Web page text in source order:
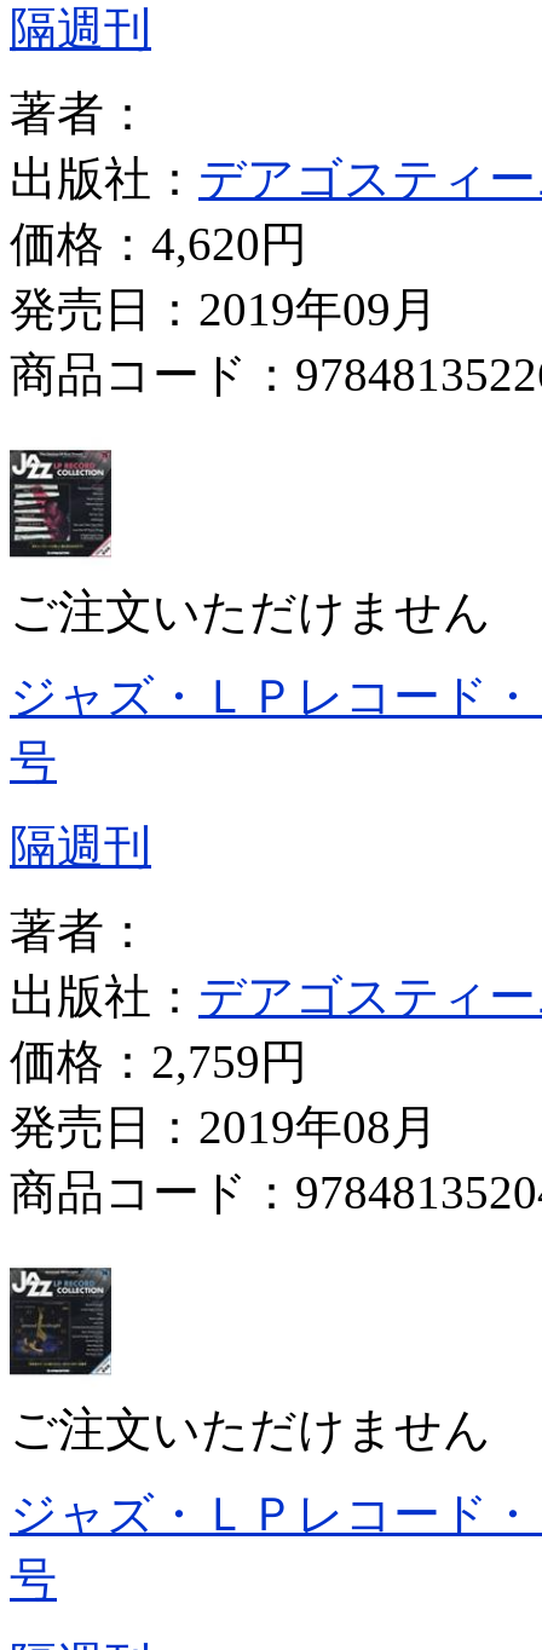
隔週刊
著者：
出版社： デアゴスティ
価格： 4,620円
発売日：2019年09月
商品コード：
ご注文いただけません
ジャズ・ＬＰレコード
号
隔週刊
著者：
出版社： デアゴスティ
価格： 2,759円
発売日：2019年08月
商品コード：
ご注文いただけません
ジャズ・ＬＰレコード
号